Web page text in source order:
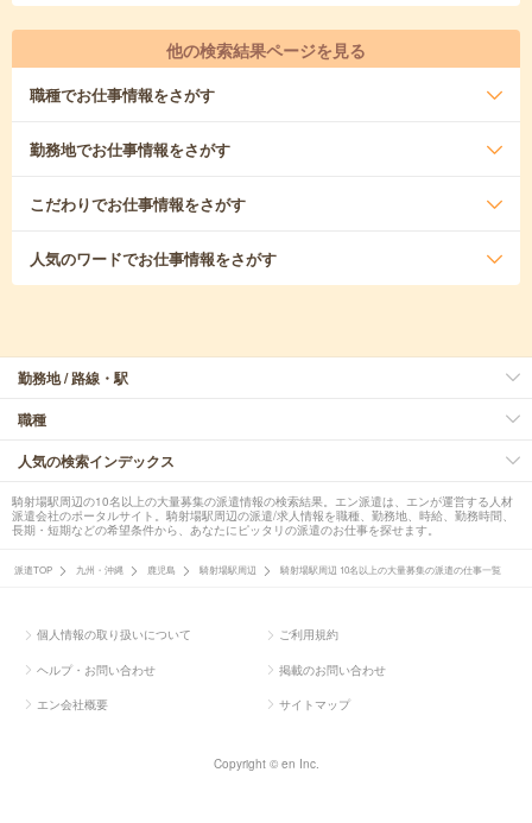
他の検索結果ページを見る
職種でお仕事情報をさがす
勤務地でお仕事情報をさがす
こだわりでお仕事情報をさがす
人気のワードでお仕事情報をさがす
勤務地 / 路線・駅
職種
人気の検索インデックス
騎射場駅周辺の10名以上の大量募集の派遣情報の検索結果。エン派遣は、エンが運営する人材
派遣会社のポータルサイト。騎射場駅周辺の派遣/求人情報を職種、勤務地、時給、勤務時間、
長期・短期などの希望条件から、あなたにピッタリの派遣のお仕事を探せます。
派遣TOP 九州・沖縄 鹿児島 騎射場駅周辺 騎射場駅周辺 10名以上の大量募集の派遣の仕事一覧
個人情報の取り扱いについて ご利用規約
ヘルプ・お問い合わせ 掲載のお問い合わせ
エン会社概要 サイトマップ
Copyright © en Inc.